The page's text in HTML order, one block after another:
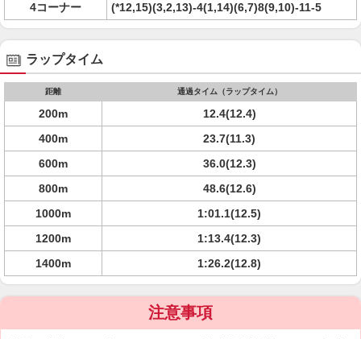
4コーナー
(*12,15)(3,2,13)-4(1,14)(6,7)8(9,10)-11-5
ラップタイム
距離 通過タイム（ラップタイム）
200m
12.4(12.4)
400m
23.7(11.3)
600m
36.0(12.3)
800m
48.6(12.6)
1000m
1:01.1(12.5)
1200m
1:13.4(12.3)
1400m
1:26.2(12.8)
注意事項